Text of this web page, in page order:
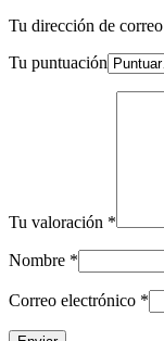
Tu dirección de
Tu puntuación
Tu valoración *
Nombre *
Correo electrónico *